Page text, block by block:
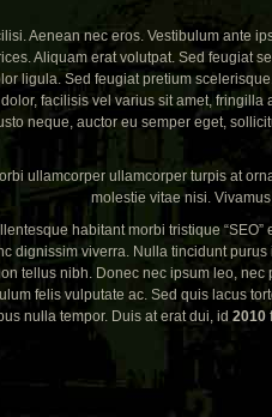
Aenean nec eros. Vestibulum ante
Aliquam erat volutpat. Sed feugiat
ligula. Sed feugiat pretium
dolor, facilisis vel varius sit amet, fringilla
neque, auctor eu semper eget,
ullamcorper ullamcorper turpis at
molestie vitae nisi.
habitant morbi tristique
dignissim viverra. Nulla tincidunt
tellus nibh. Donec nec ipsum leo,
felis vulputate ac. Sed quis lacus
nulla tempor. Duis at erat dui, id 2010